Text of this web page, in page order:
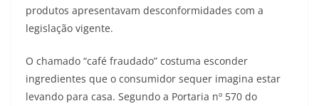
produtos apresentavam desconformidades com a
legislação vigente.
O chamado “café fraudado” costuma esconder
ingredientes que o consumidor sequer imagina estar
levando para casa. Segundo a Portaria nº 570 do